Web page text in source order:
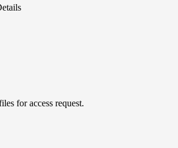
for access request.